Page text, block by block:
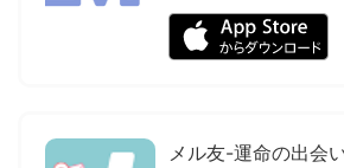
メル友-運命の出会